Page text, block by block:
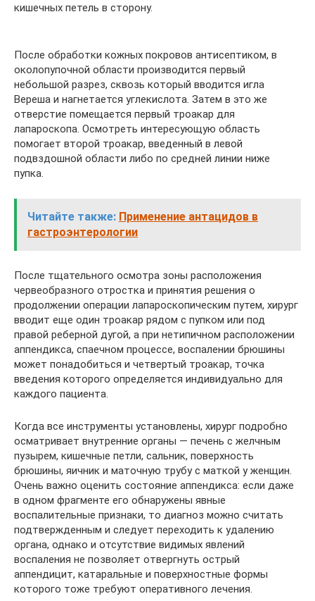
кишечных петель в сторону.
После обработки кожных покровов антисептиком, в
околопупочной области производится первый
небольшой разрез, сквозь который вводится игла
Вереша и нагнетается углекислота. Затем в это же
отверстие помещается первый троакар для
лапароскопа. Осмотреть интересующую область
помогает второй троакар, введенный в левой
подвздошной области либо по средней линии ниже
пупка.
Читайте также: Применение антацидов в
гастроэнтерологии
После тщательного осмотра зоны расположения
червеобразного отростка и принятия решения о
продолжении операции лапароскопическим путем, хирург
вводит еще один троакар рядом с пупком или под
правой реберной дугой, а при нетипичном расположении
аппендикса, спаечном процессе, воспалении брюшины
может понадобиться и четвертый троакар, точка
введения которого определяется индивидуально для
каждого пациента.
Когда все инструменты установлены, хирург подробно
осматривает внутренние органы — печень с желчным
пузырем, кишечные петли, сальник, поверхность
брюшины, яичник и маточную трубу с маткой у женщин.
Очень важно оценить состояние аппендикса: если даже
в одном фрагменте его обнаружены явные
воспалительные признаки, то диагноз можно считать
подтвержденным и следует переходить к удалению
органа, однако и отсутствие видимых явлений
воспаления не позволяет отвергнуть острый
аппендицит, катаральные и поверхностные формы
которого тоже требуют оперативного лечения.